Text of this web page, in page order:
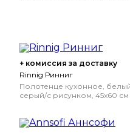
+ комиссия за доставку
Rinnig Ринниг
Полотенце кухонное,
серый/с рисунком, 45x60 см